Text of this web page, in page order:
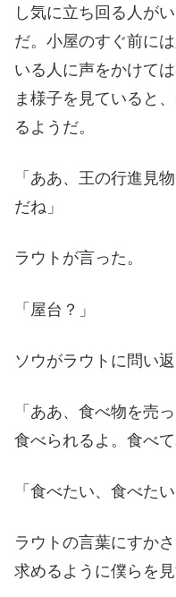
し気に立ち回る人が
だ。小屋のすぐ前に
いる人に声をかけて
ま様子を見ていると
るようだ。
「ああ、王の行進見
だね」
ラウトが言った。
「屋台？」
ソウがラウトに問い返
「ああ、食べ物を売
食べられるよ。食べて
「食べたい、食べた
ラウトの言葉にすか
求めるように僕らを見